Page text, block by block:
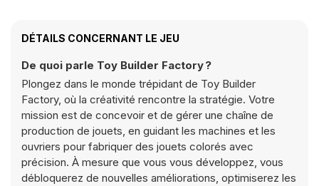
DÉTAILS CONCERNANT LE JEU
De quoi parle Toy Builder Factory ?
Plongez dans le monde trépidant de Toy Builder
Factory, où la créativité rencontre la stratégie. Votre
mission est de concevoir et de gérer une chaîne de
production de jouets, en guidant les machines et les
ouvriers pour fabriquer des jouets colorés avec
précision. À mesure que vous vous développez, vous
débloquerez de nouvelles améliorations, optimiserez les